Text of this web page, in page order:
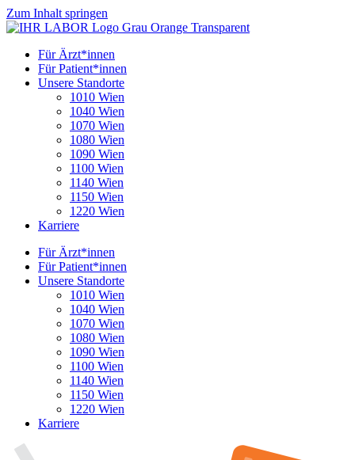
Zum Inhalt springen
Für Ärzt*innen
Für Patient*innen
Unsere Standorte
1010 Wien
1040 Wien
1070 Wien
1080 Wien
1090 Wien
1100 Wien
1140 Wien
1150 Wien
1220 Wien
Karriere
Für Ärzt*innen
Für Patient*innen
Unsere Standorte
1010 Wien
1040 Wien
1070 Wien
1080 Wien
1090 Wien
1100 Wien
1140 Wien
1150 Wien
1220 Wien
Karriere